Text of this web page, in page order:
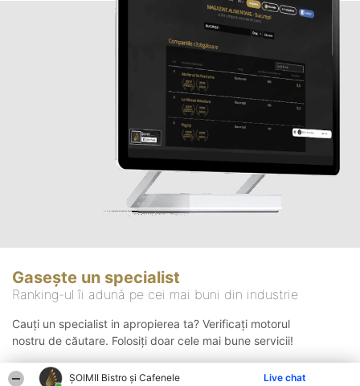
ȘOIMII Bistro și Cafenele Live chat
Gasește un specialist
Ranking-ul îi adună pe cei mai buni din industrie
Cauți un specialist in apropierea ta? Verificați motorul
nostru de căutare. Folosiți doar cele mai bune servicii!